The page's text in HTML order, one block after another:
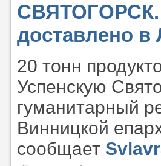
СВЯТОГОРСК.
доставлено
20 тонн
Успенскую
гуманитарный
Винницкой
сообщает